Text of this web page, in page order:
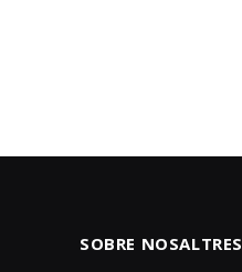
SOBRE NOSALTRES